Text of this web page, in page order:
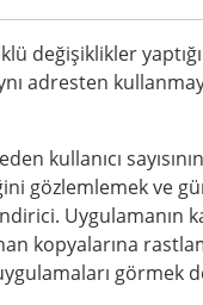
değişiklikler
adresten
kullanıcı
gözlemlemek ve
Uygulamanın
kopyalarına
görmek